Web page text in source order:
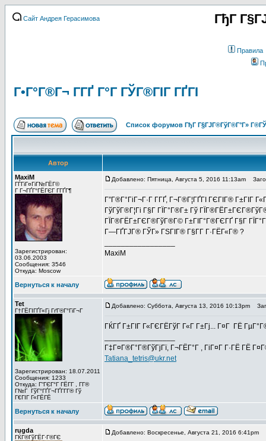
Сайт Андрея Герасимова ГђГ
Правила
Г•Г°Г®Г¬ Г­ГҐ Г°Г ГЎГ®ГІГ ГҐГІ
Список форумов ГђГ Г§ГЈГ®ГўГ®Г°Г»
Автор
MaxiM
ГЃГіГ¤ГіГ№ГЁГ©
Г Г¬ГҐГ°ГЁГЄГ Г­ГҐГ¶
Зарегистрирован:
03.06.2003
Сообщения: 3546
Откуда: Moscow
Добавлено: Пятница, Августа 5, 2016 11:13am
Г”Г®Г°ГіГ¬Г·Г Г­ГҐ, Г¬Г®Г¦ГҐГІ ГЄГІГ® Г±ГІГ
ГўГўГ®Г¦Гі Г§Г ГЇГ°Г®Г± Гў
ГЇГ®ГЁГ±ГЄГ®ГўГ®Г© Г±ГІГ°Г®ГЄГҐ Г§Г
Г—ГҐГЈГ® ГЎГ» ГЅГІГ® Г§Г­Г Г·ГЁГ«Г® ?
MaxiM
Вернуться к началу
Tet
Г†ГЁГІГҐГ«Гј ГґГ®Г°ГіГ¬Г
Зарегистрирован: 18.07.2011
Сообщения: 1233
Откуда: Г“ГЄГ°Г ГЁГ­Г , Г­Г®
Г№Г ГўГ°ГҐГ¬ГҐГ­Г­Г® Гў
Г€ГІГ Г«ГЁГЁ
Добавлено: Суббота, Августа 13, 2016 10:13pm
ГЌГҐ Г±ГІГ Г«ГЄГЁГўГ Г«Г Г±Гј... Г¤Г ГЁ
Г‡Г¤Г®Г°Г®ГўГјГї, Г¬ГЁГ°Г , ГіГ¤Г Г·ГЁ ГЁ
Tatiana_tetris@ukr.net
Вернуться к началу
rugda
ГЌГ®ГўГЁГ·Г®ГЄ
Добавлено: Воскресенье, Августа 21, 2016 6:41pm